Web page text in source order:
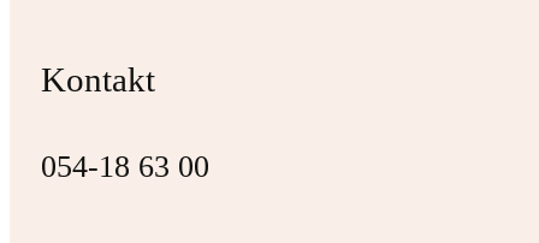
Kontakt
054-18 63 00